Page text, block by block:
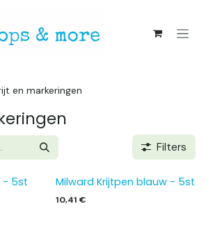
en markeringen
Filters
- 5st Milward Krijtpen blauw - 5st
10,41 €